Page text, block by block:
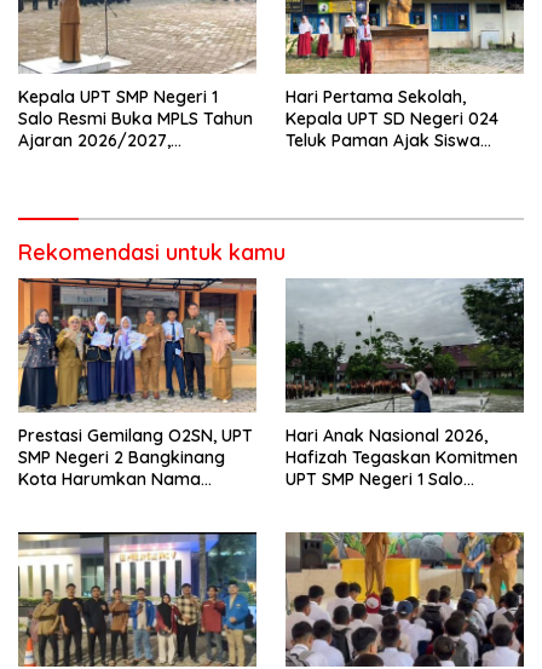
Kepala UPT SMP Negeri 1
Salo Resmi Buka MPLS Tahun
Ajaran 2026/2027,
Hari Pertama Sekolah,
Kepala UPT SD Negeri 024
Teluk Paman Ajak Siswa
Rekomendasi untuk kamu
Prestasi Gemilang O2SN, UPT
SMP Negeri 2 Bangkinang
Kota Harumkan Nama
Hari Anak Nasional 2026,
Hafizah Tegaskan Komitmen
UPT SMP Negeri 1 Salo